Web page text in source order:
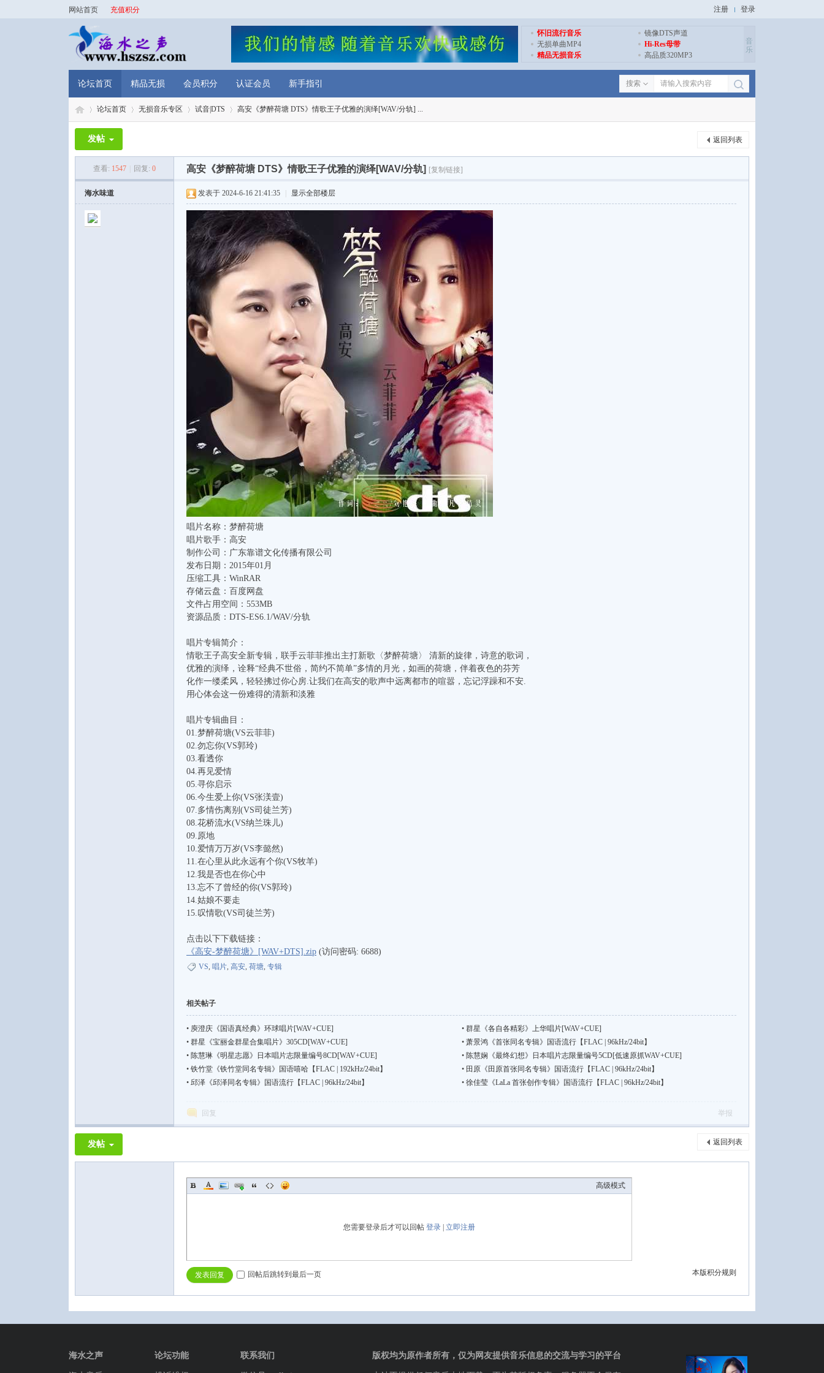
网站首页 充值积分 注册 登录
怀旧流行音乐
镜像DTS声道
无损单曲MP4
Hi-Res母带
精品无损音乐
高品质320MP3
音
乐
论坛首页 精品无损 会员积分 认证会员 新手指引 搜索
论坛首页 无损音乐专区 试音|DTS 高安《梦醉荷塘 DTS》情歌王子优雅的演绎[WAV/分轨] ...
返回列表
发帖
查看: 1547 回复: 0 高安《梦醉荷塘 DTS》情歌王子优雅的演绎[WAV/分轨] [复制链接]
海水味道 发表于 2024-6-16 21:41:35 显示全部楼层
唱片名称：梦醉荷塘
唱片歌手：高安
制作公司：广东靠谱文化传播有限公司
发布日期：2015年01月
压缩工具：WinRAR
存储云盘：百度网盘
文件占用空间：553MB
资源品质：DTS-ES6.1/WAV/分轨
唱片专辑简介：
情歌王子高安全新专辑，联手云菲菲推出主打新歌〈梦醉荷塘〉 清新的旋律，诗意的歌词，
优雅的演绎，诠释“经典不世俗，简约不简单”多情的月光，如画的荷塘，伴着夜色的芬芳
化作一缕柔风，轻轻拂过你心房.让我们在高安的歌声中远离都市的喧嚣，忘记浮躁和不安.
用心体会这一份难得的清新和淡雅
唱片专辑曲目：
01.梦醉荷塘(VS云菲菲)
02.勿忘你(VS郭玲)
03.看透你
04.再见爱情
05.寻你启示
06.今生爱上你(VS张渼壹)
07.多情伤离别(VS司徒兰芳)
08.花桥流水(VS纳兰珠儿)
09.原地
10.爱情万万岁(VS李懿然)
11.在心里从此永远有个你(VS牧羊)
12.我是否也在你心中
13.忘不了曾经的你(VS郭玲)
14.姑娘不要走
15.叹情歌(VS司徒兰芳)
点击以下下载链接：
《高安-梦醉荷塘》[WAV+DTS].zip (访问密码: 6688)
VS, 唱片, 高安, 荷塘, 专辑
相关帖子
• 庾澄庆《国语真经典》环球唱片[WAV+CUE] • 群星《各自各精彩》上华唱片[WAV+CUE]
• 群星《宝丽金群星合集唱片》305CD[WAV+CUE] • 萧景鸿《首张同名专辑》国语流行【FLAC | 96kHz/24bit】
• 陈慧琳《明星志愿》日本唱片志限量编号8CD[WAV+CUE] • 陈慧娴《最终幻想》日本唱片志限量编号5CD[低速原抓WAV+CUE]
• 铁竹堂《铁竹堂同名专辑》国语嘻哈【FLAC | 192kHz/24bit】 • 田原《田原首张同名专辑》国语流行【FLAC | 96kHz/24bit】
• 邱泽《邱泽同名专辑》国语流行【FLAC | 96kHz/24bit】 • 徐佳莹《LaLa 首张创作专辑》国语流行【FLAC | 96kHz/24bit】
回复 举报
返回列表
发帖
高级模式
您需要登录后才可以回帖 登录 立即注册
本版积分规则
发表回复 回帖后跳转到最后一页
海水之声 论坛功能 联系我们 版权均为原作者所有，仅为网友提供音乐信息的交流与学习的平台